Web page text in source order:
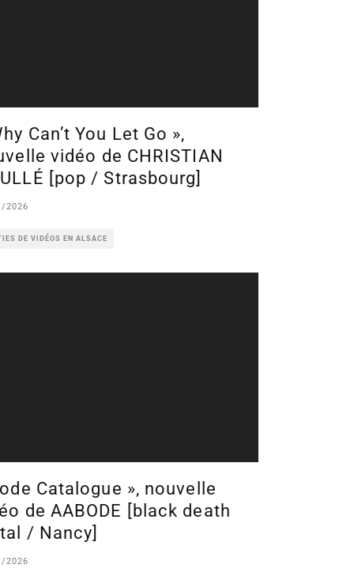
Can’t You Let Go »,
vidéo de CHRISTIAN
[pop / Strasbourg]
2026
DE VIDÉOS EN ALSACE
Catalogue », nouvelle
de AABODE [black death
/ Nancy]
2026